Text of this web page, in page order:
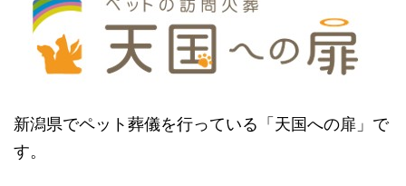
新潟県でペット葬儀を行っている「天国への扉」で
す。